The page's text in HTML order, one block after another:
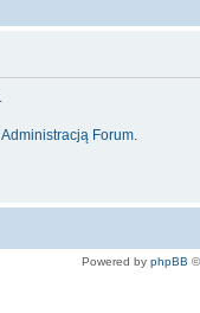
Administracją Forum
Powered by phpBB